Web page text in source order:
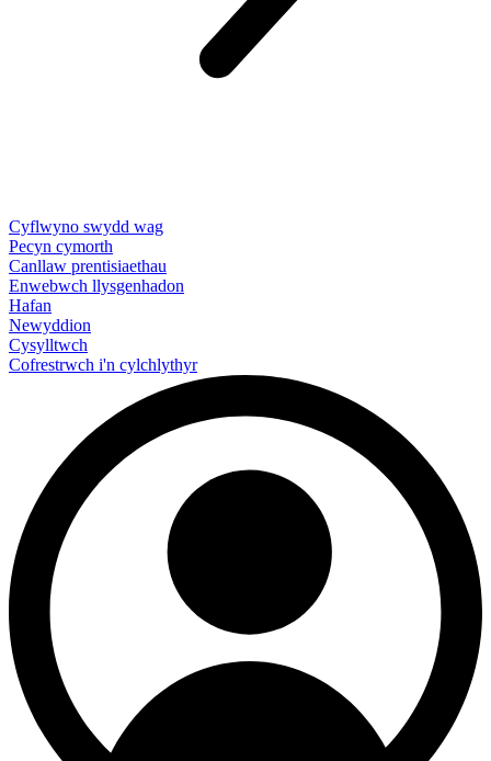
Cyflwyno swydd wag
Pecyn cymorth
Canllaw prentisiaethau
Enwebwch llysgenhadon
Hafan
Newyddion
Cysylltwch
Cofrestrwch i'n cylchlythyr